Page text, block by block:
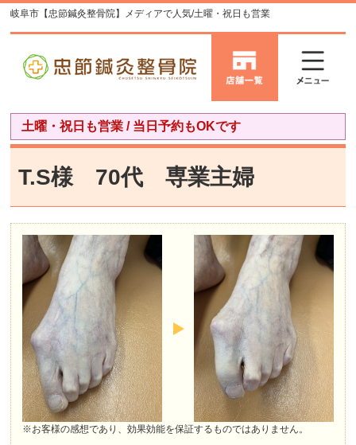
岐阜市【忠節鍼灸整骨院】メディアで人気/土曜・祝日も営業
土曜・祝日も営業 / 当日予約もOKです
T.S様 70代 専業主婦
※お客様の感想であり、効果効能を保証するものではありません。